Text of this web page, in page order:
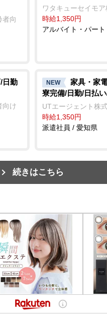
者向
ワタキューセイモ
時給1,350円
アルバイト・パー
日勤
向け
NEW
家具・家
寮完備/日勤/日払
UTエージェント株
時給1,350円
派遣社員 / 愛知県
続きはこちら